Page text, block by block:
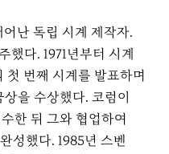
난 독립 시계 제작자.
했다. 1971년부터 시계
첫 번째 시계를 발표하며
을 수상했다. 코럼이
한 뒤 그와 협업하여
성했다. 1985년 스벤